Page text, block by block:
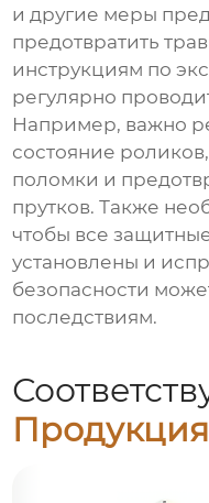
и другие меры
предотвратить
инструкциям по
регулярно
Например, важно
состояние
поломки и
прутков. Также
чтобы все
установлены и
безопасности
последствиям.
Продукция